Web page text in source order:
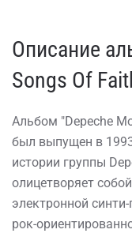
Описание
Songs Of
Альбом "Depeche
был выпущен в
истории группы
олицетворяет
электронной
рок-